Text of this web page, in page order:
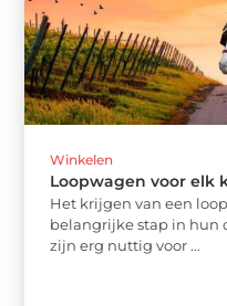
Winkelen
Loopwagen voor elk
Het krijgen van een
belangrijke stap in hun
zijn erg nuttig voor ...